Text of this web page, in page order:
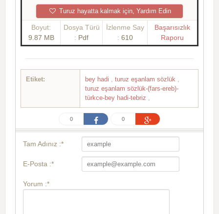
Turuz hayatta kalmak için, Yardım Edin
Boyut:
9.87 MB
Dosya Türü
: Pdf
İzlenme Say
: 610
Başarısızlık
Raporu
Etiket: bey hadi turuz eşanlam sözlük
turuz eşanlam sözlük-(fars-ereb)-
türkce-bey hadi-tebriz
0 0
Tam Adınız :*
E-Posta :*
Yorum :*